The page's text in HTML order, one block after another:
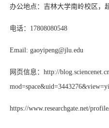
办公地点：吉林大学南岭校区，
电话：17808080548
Email: gaoyipeng@jlu.edu
网页信息： http://
https://www.researchgate.net/